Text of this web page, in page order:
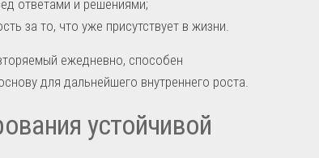
ответами и решениями;
за то, что уже присутствует в жизни.
ежедневно, способен
для дальнейшего внутреннего роста.
устойчивой